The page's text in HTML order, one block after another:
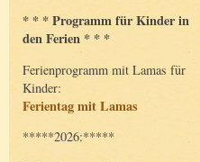
* * * Programm für Kinder in
den Ferien * * *
Ferienprogramm mit Lamas für
Kinder:
Ferientag mit Lamas
*****2026:*****